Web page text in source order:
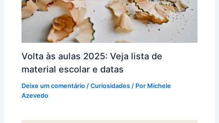
Volta às aulas 2025: Veja lista de
material escolar e datas
Deixe um comentário /Curiosidades / Por Michele
Azevedo